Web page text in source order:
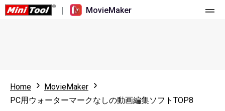
| MovieMaker
更新履歴
リソース
Home
MovieMaker
PC用ウォーターマークなしの動画編集ソフトTOP8